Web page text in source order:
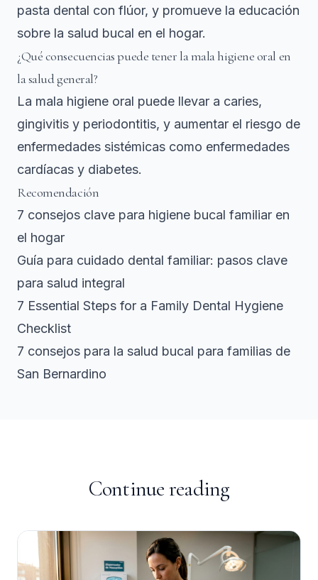
pasta dental con flúor, y promueve la educación
sobre la salud bucal en el hogar.
¿Qué consecuencias puede tener la mala higiene oral en
la salud general?
La mala higiene oral puede llevar a caries,
gingivitis y periodontitis, y aumentar el riesgo de
enfermedades sistémicas como enfermedades
cardíacas y diabetes.
Recomendación
7 consejos clave para higiene bucal familiar en
el hogar
Guía para cuidado dental familiar: pasos clave
para salud integral
7 Essential Steps for a Family Dental Hygiene
Checklist
7 consejos para la salud bucal para familias de
San Bernardino
Continue reading